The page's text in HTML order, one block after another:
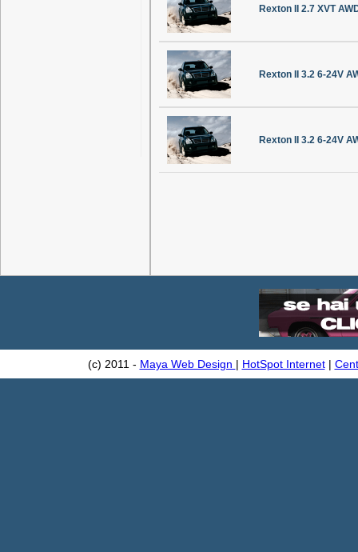
Rexton II 2.7 XVT
Rexton II 3.2 6-24V
Rexton II 3.2 6-24V
(c) 2011 - Maya Web Design | HotSpot Internet|